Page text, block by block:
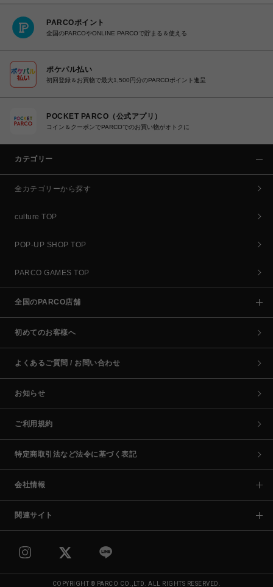
PARCOポイント
全国のPARCOやONLINE PARCOで貯まる＆使える
ポケパル払い
初回登録＆お買物で最大1,500円分のPARCOポイント進呈
POCKET PARCO（公式アプリ）
コイン＆クーポンでPARCOでのお買い物がオトクに
カテゴリー
全カテゴリーから探す
culture TOP
POP-UP SHOP TOP
PARCO GAMES TOP
全国のPARCO店舗
初めてのお客様へ
よくあるご質問 / お問い合わせ
お知らせ
ご利用規約
特定商取引法など法令に基づく表記
会社情報
関連サイト
COPYRIGHT © PARCO CO.,LTD. ALL RIGHTS RESERVED.